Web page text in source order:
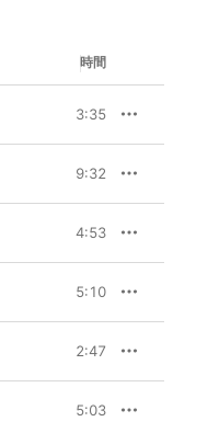
時間
3:35
9:32
4:53
5:10
2:47
5:03